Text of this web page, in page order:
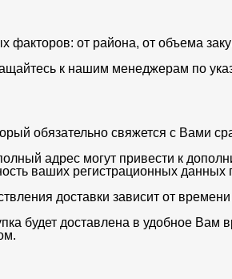
факторов: от района, от объема
к нашим менеджерам по
обязательно свяжется с Вами
адрес могут привести к
ваших регистрационных данных
доставки зависит от
будет доставлена в удобное